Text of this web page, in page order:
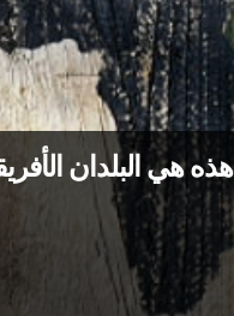
هذه هي البلدان